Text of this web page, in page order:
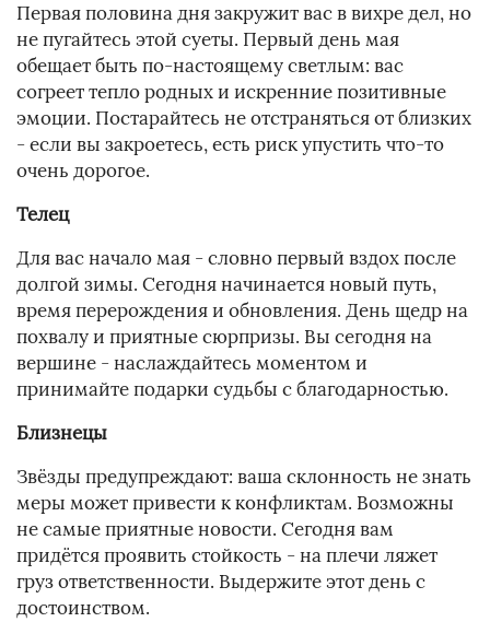
Первая половина дня закружит вас в вихре дел, но
не пугайтесь этой суеты. Первый день мая
обещает быть по-настоящему светлым: вас
согреет тепло родных и искренние позитивные
эмоции. Постарайтесь не отстраняться от близких
- если вы закроетесь, есть риск упустить что-то
очень дорогое.
Телец
Для вас начало мая - словно первый вздох после
долгой зимы. Сегодня начинается новый путь,
время перерождения и обновления. День щедр на
похвалу и приятные сюрпризы. Вы сегодня на
вершине - наслаждайтесь моментом и
принимайте подарки судьбы с благодарностью.
Близнецы
Звёзды предупреждают: ваша склонность не знать
меры может привести к конфликтам. Возможны
не самые приятные новости. Сегодня вам
придётся проявить стойкость - на плечи ляжет
груз ответственности. Выдержите этот день с
достоинством.